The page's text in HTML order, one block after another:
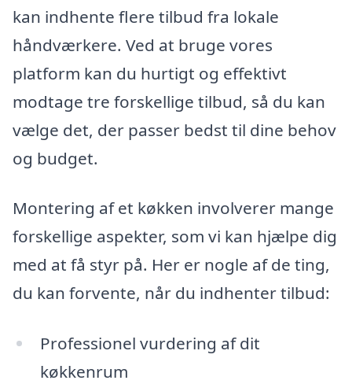
kan indhente flere tilbud fra lokale
håndværkere. Ved at bruge vores
platform kan du hurtigt og effektivt
modtage tre forskellige tilbud, så du kan
vælge det, der passer bedst til dine behov
og budget.
Montering af et køkken involverer mange
forskellige aspekter, som vi kan hjælpe dig
med at få styr på. Her er nogle af de ting,
du kan forvente, når du indhenter tilbud:
Professionel vurdering af dit
køkkenrum